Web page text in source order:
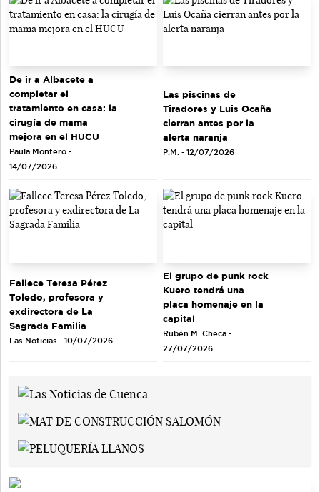
De ir a Albacete a
completar el
tratamiento en casa: la
cirugía de mama
mejora en el HUCU
Paula Montero -
14/07/2026
Las piscinas de
Tiradores y Luis Ocaña
cierran antes por la
alerta naranja
P.M. - 12/07/2026
Fallece Teresa Pérez
Toledo, profesora y
exdirectora de La
Sagrada Familia
Las Noticias - 10/07/2026
El grupo de punk rock
Kuero tendrá una
placa homenaje en la
capital
Rubén M. Checa -
27/07/2026